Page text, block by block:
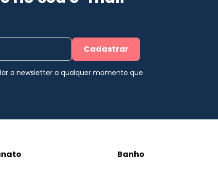
Cadastrar
a newsletter a qualquer momento que
Banho